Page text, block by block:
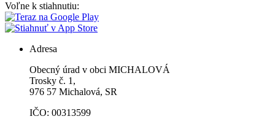
Voľne k stiahnutiu:
Adresa
Obecný úrad v obci MICHALOVÁ
Trosky č. 1,
976 57 Michalová, SR
IČO: 00313599